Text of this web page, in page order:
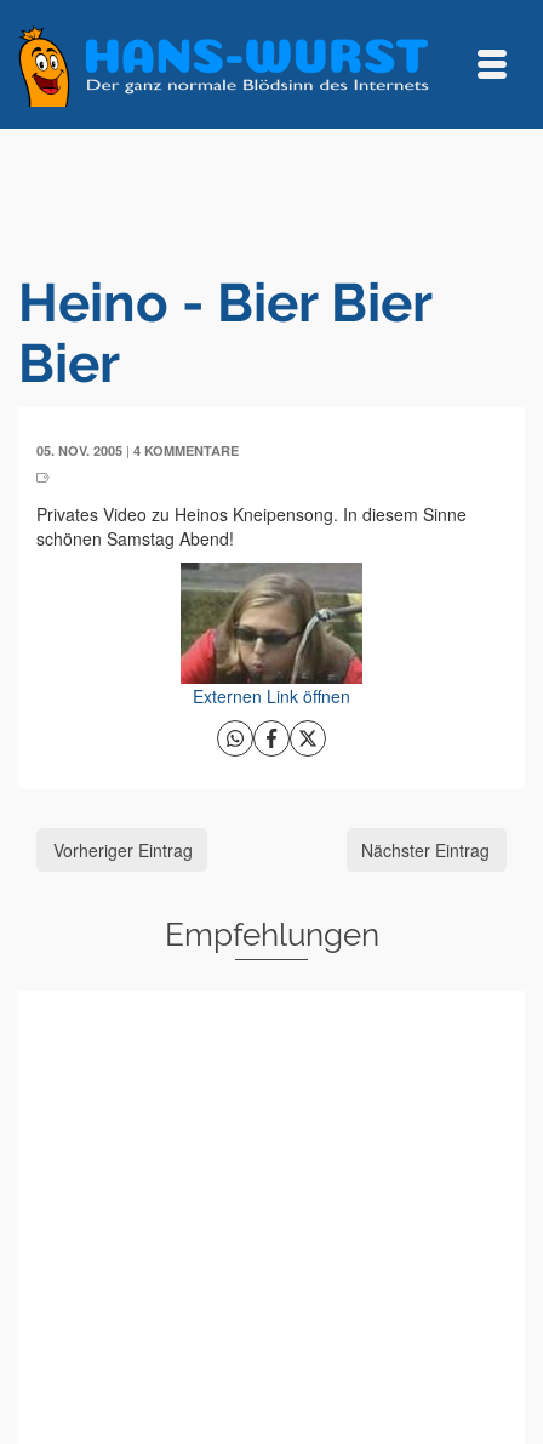
Heino - Bier Bier
Bier
05. NOV. 2005 | 4 KOMMENTARE
Privates Video zu Heinos Kneipensong. In diesem Sinne
schönen Samstag Abend!
Externen Link öffnen
Vorheriger Eintrag Nächster Eintrag
Empfehlungen